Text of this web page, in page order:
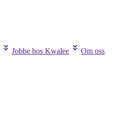
Jobbe hos Kwalee
Om oss